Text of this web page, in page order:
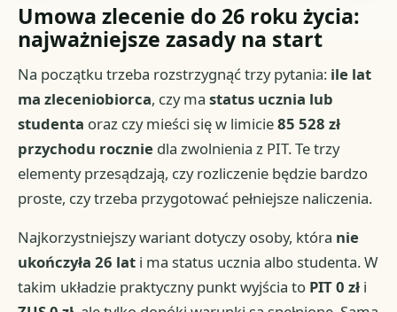
Umowa zlecenie do 26 roku życia:
najważniejsze zasady na start
Na początku trzeba rozstrzygnąć trzy pytania: ile lat
ma zleceniobiorca, czy mastatus ucznia lub
studenta oraz czy mieści się w limicie85 528 zł
przychodu rocznie dla zwolnienia z PIT. Te trzy
elementy przesądzają, czy rozliczenie będzie bardzo
proste, czy trzeba przygotować pełniejsze naliczenia.
Najkorzystniejszy wariant dotyczy osoby, która nie
ukończyła 26 lat i ma status ucznia albo studenta. W
takim układzie praktyczny punkt wyjścia to PIT 0 zł i